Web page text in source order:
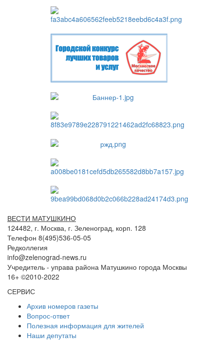
ВЕСТИ МАТУШКИНО
124482, г. Москва, г. Зеленоград, корп. 128
Телефон 8(495)536-05-05
Редколлегия
info@zelenograd-news.ru
Учредитель - управа района Матушкино города Москвы
16+ ©2010-2022
СЕРВИС
Архив номеров газеты
Вопрос-ответ
Полезная информация для жителей
Наши депутаты